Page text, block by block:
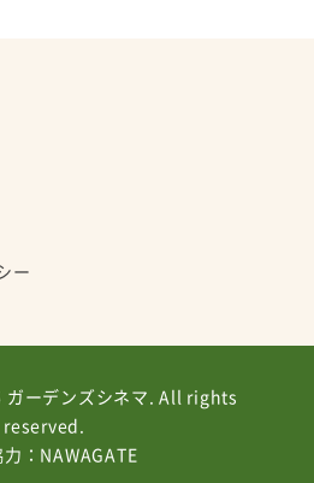
ー
ーデンズシネマ. All rights
reserved.
： NAWAGATE